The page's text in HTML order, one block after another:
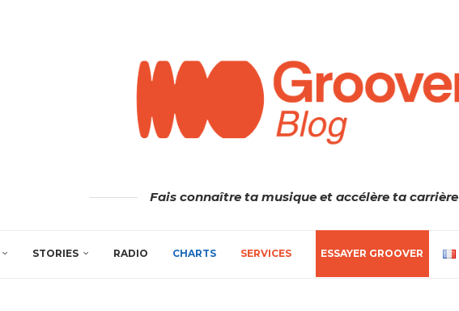
Fais connaître ta musique et accélère ta carrière
STORIES RADIO CHARTS SERVICES ESSAYER GROOVER